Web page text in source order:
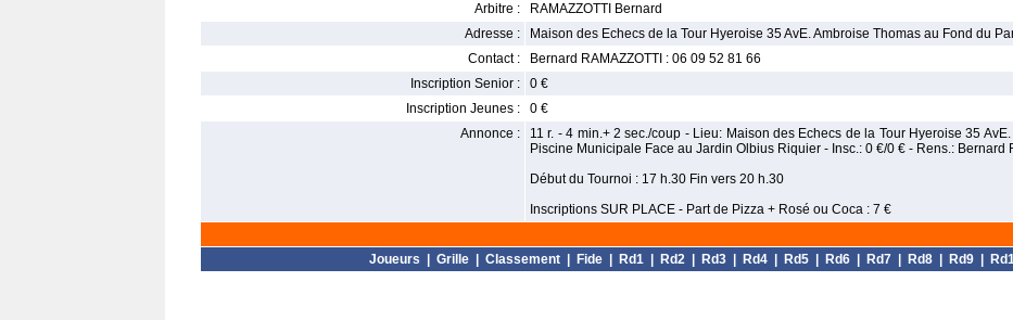
Arbitre :
RAMAZZOTTI Bernard
Adresse :
Maison des Echecs de la Tour Hyeroise 35 AvE. Ambroise Thomas au Fond du
Contact :
Bernard RAMAZZOTTI : 06 09 52 81 66
Inscription Senior :
0 €
Inscription Jeunes :
0 €
Annonce :
11 r. - 4 min.+ 2 sec./coup - Lieu: Maison des Echecs de la Tour Hyeroise 35
Piscine Municipale Face au Jardin Olbius Riquier - Insc.: 0 €/0 € - Rens.: Bernard
Début du Tournoi : 17 h.30 Fin vers 20 h.30
Inscriptions SUR PLACE - Part de Pizza + Rosé ou Coca : 7 €
Joueurs Grille| Classement| Fide| Rd1| Rd2| Rd3| Rd4| Rd5| Rd6| Rd7| Rd8| Rd9|